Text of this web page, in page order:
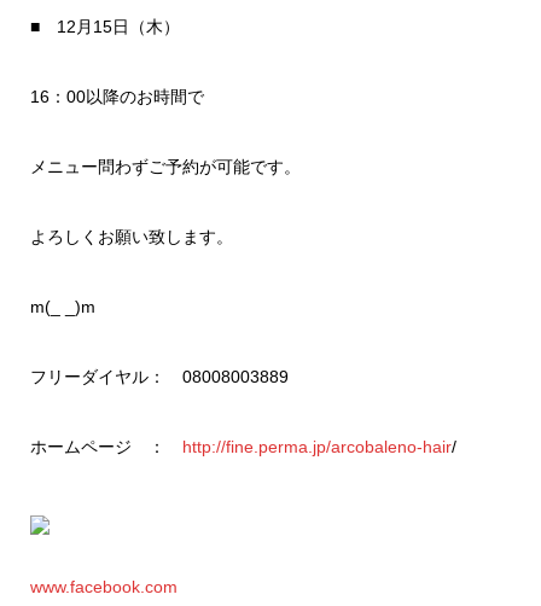
■ 12月15日（木）
16：00以降のお時間で
メニュー問わずご予約が可能です。
よろしくお願い致します。
m(_ _)m
フリーダイヤル： 08008003889
ホームページ ： http://fine.perma.jp/arcobaleno-hair/
www.facebook.com